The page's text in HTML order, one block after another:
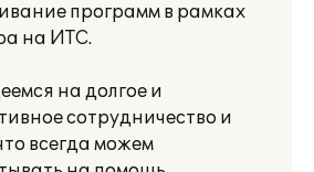
программ в рамках
на ИТС.
на долгое и
сотрудничество и
всегда можем